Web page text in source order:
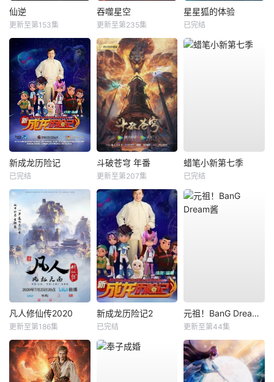
仙逆
更新至第153集
吞噬星空
更新至第235集
星星狐的体验
已完结
新成龙历险记
已完结
斗破苍穹 年番
更新至第207集
蜡笔小新第七季
已完结
凡人修仙传2020
更新至第186集
新成龙历险记2
已完结
元祖！BanG Dream酱
更新至第44集